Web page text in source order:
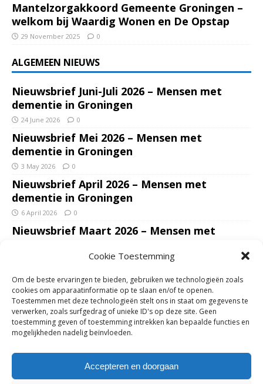
Cookie Toestemming
Om de beste ervaringen te bieden, gebruiken we technologieën zoals
cookies om apparaatinformatie op te slaan en/of te openen.
Toestemmen met deze technologieën stelt ons in staat om gegevens te
verwerken, zoals surfgedrag of unieke ID's op deze site. Geen
toestemming geven of toestemming intrekken kan bepaalde functies en
mogelijkheden nadelig beïnvloeden.
Accepteren en doorgaan
Mantelzorgakkoord Gemeente Groningen –
welkom bij Waardig Wonen en De Opstap
29 November 2025 0
ALGEMEEN NIEUWS
Nieuwsbrief Juni-Juli 2026 – Mensen met
dementie in Groningen
24 June 2026 0
Nieuwsbrief Mei 2026 – Mensen met
dementie in Groningen
3 May 2026 0
Nieuwsbrief April 2026 – Mensen met
dementie in Groningen
6 April 2026 0
Nieuwsbrief Maart 2026 – Mensen met
Nieuwsbrief Januari – Februari 2026 – Mensen
met dementie in Groningen
7 February 2026 0
Ondersteun mantelzorgers – gun hun een
adempauze in De Opstap. Inzamelingsactie
voor De Opstap gestart op GoFundMe
0